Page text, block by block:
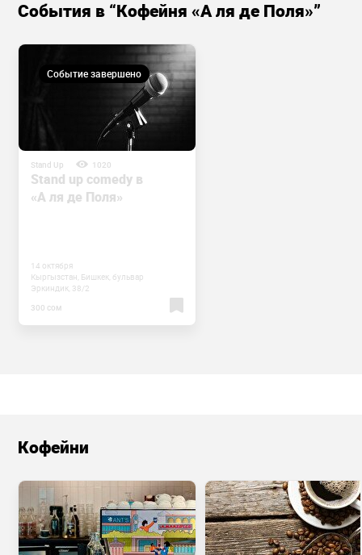
События в “Кофейня «А ля де Поля»”
Событие завершено
Stand Up 1020
Stand up comedy в
«А ля де Поля»
14 октября
Кыргызстан, Бишкек, бульвар
Эркиндик, 38/2
300 сом
Кофейни